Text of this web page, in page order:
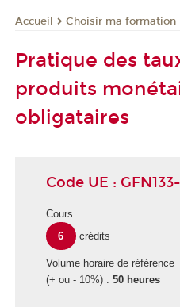
Accueil Choisir ma formation
Pratique des
produits
obligataires
Code UE :
Cours
6
crédits
Volume horaire de référence
(+ ou - 10%) : 50 heures